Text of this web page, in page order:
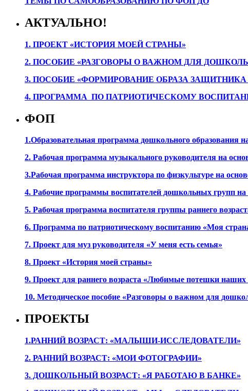
АКТУАЛЬНО!
1. ПРОЕКТ «ИСТОРИЯ МОЕЙ СТРАНЫ»
2. ПОСОБИЕ «РАЗГОВОРЫ О ВАЖНОМ ДЛЯ
3. ПОСОБИЕ «ФОРМИРОВАНИЕ ОБРАЗА
4. ПРОГРАММА ПО ПАТРИОТИЧЕСКОМУ
ФОП
1.Образовательная программа дошкольного образования
2. Рабочая программа музыкального руководителя на
3.Рабочая программа инструктора по физкультуре на
4. Рабочие программы воспитателей дошкольных групп
5. Рабочая программа воспитателя группы раннего
6. Программа по патриотическому воспитанию «Моя
7. Проект для муз руководителя «У меня есть семья»
8. Проект «История моей страны»
9. Проект для раннего возраста «Любимые потешки
10. Методическое пособие «Разговоры о важном для
ПРОЕКТЫ
1.РАННИЙ ВОЗРАСТ: «МАЛЫШИ-ИССЛЕДОВАТЕЛИ»
2. РАННИЙ ВОЗРАСТ: «МОИ ФОТОГРАФИИ»
3. ДОШКОЛЬНЫЙ ВОЗРАСТ: «Я РАБОТАЮ В БАНКЕ»